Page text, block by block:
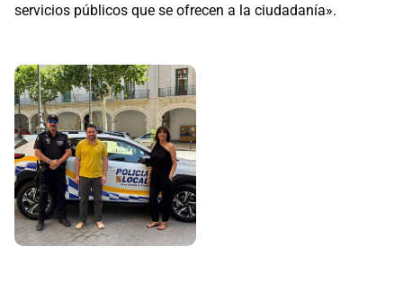
servicios públicos que se ofrecen a la ciudadanía».